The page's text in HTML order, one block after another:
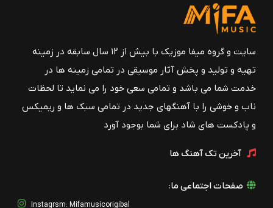
سایت و گروه میفا موزیک با بیش از ۱۲ سال سابقه در زمینه
تهیه و تولید و پخش آثار موسیقی در تمامی زمینه ها در
خدمت شما می باشد و تمامی سعی خود را می نماید تا لحظات
ناب و خوشی را با آهنگهای جدید در تمامی سبک ها و ریمیکس
و پادکست های شاد برای شما بوجود آورد
آخرین تک آهنگ ها
صفحات اجتماعی ما:
Instagrsm: Mifamusicorigibal